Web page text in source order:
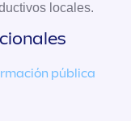
locales.
pública